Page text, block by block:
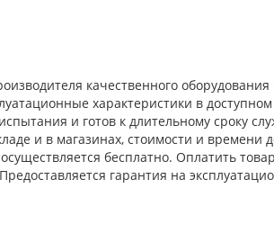
качественного
характеристики в
и готов к длительному сроку
и в магазинах, стоимости и времени
бесплатно. Оплатить
гарантия на